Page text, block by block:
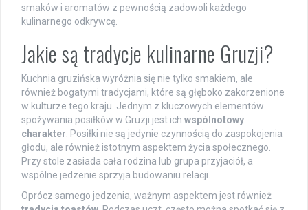
smaków i aromatów z pewnością zadowoli każdego
kulinarnego odkrywcę.
Jakie są tradycje kulinarne Gruzji?
Kuchnia gruzińska wyróżnia się nie tylko smakiem, ale
również bogatymi tradycjami, które są głęboko zakorzenione
w kulturze tego kraju. Jednym z kluczowych elementów
spożywania posiłków w Gruzji jest ich wspólnotowy
charakter . Posiłki nie są jedynie czynnością do zaspokojenia
głodu, ale również istotnym aspektem życia społecznego.
Przy stole zasiada cała rodzina lub grupa przyjaciół, a
wspólne jedzenie sprzyja budowaniu relacji.
Oprócz samego jedzenia, ważnym aspektem jest również